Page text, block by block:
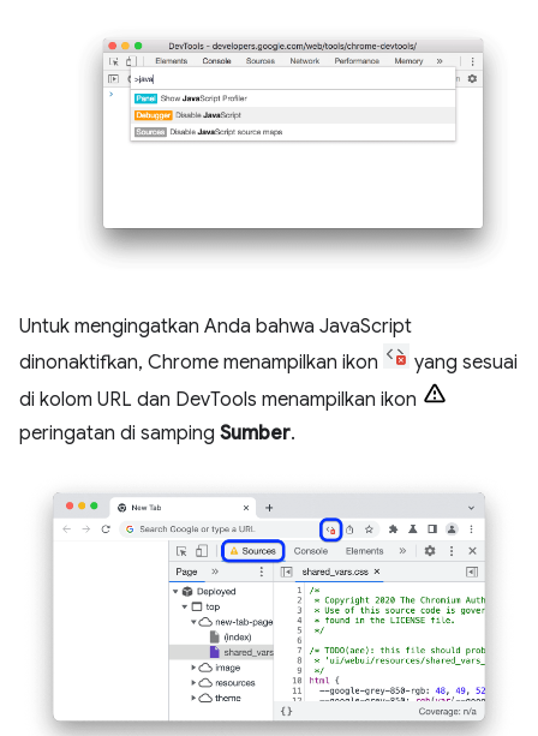
Untuk mengingatkan Anda bahwa JavaScript
dinonaktifkan, Chrome menampilkan ikon
yang sesuai
di kolom URL dan DevTools menampilkan ikon
peringatan di samping Sumber.